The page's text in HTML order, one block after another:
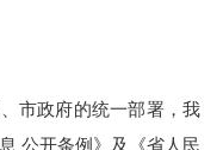
市政府的统一部署，我
公开条例》及《省人民